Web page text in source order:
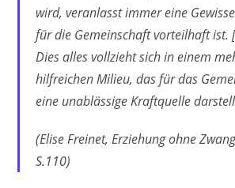
wird, veranlasst immer eine
für die Gemeinschaft vorteilhaft ist.
Dies alles vollzieht sich in einem
hilfreichen Milieu, das für das
eine unablässige Kraftquelle
(Elise Freinet, Erziehung ohne
S.110)